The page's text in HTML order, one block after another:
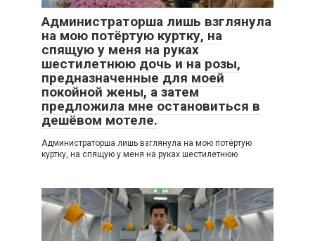
Администраторша лишь взглянула
на мою потёртую куртку, на
спящую у меня на руках
шестилетнюю дочь и на розы,
предназначенные для моей
покойной жены, а затем
предложила мне остановиться в
дешёвом мотеле.
Администраторша лишь взглянула на мою потёртую
куртку, на спящую у меня на руках шестилетнюю